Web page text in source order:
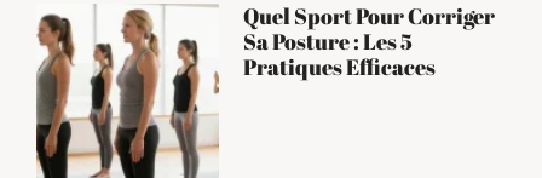
Quel Sport Pour Corriger
Sa Posture : Les 5
Pratiques Efficaces